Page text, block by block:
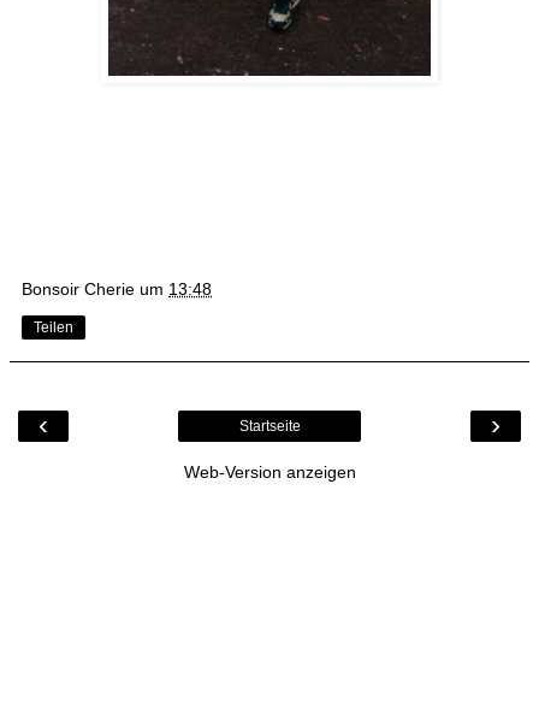
Bonsoir Cherie um 13:48
Teilen
‹ ›
Startseite
Web-Version anzeigen